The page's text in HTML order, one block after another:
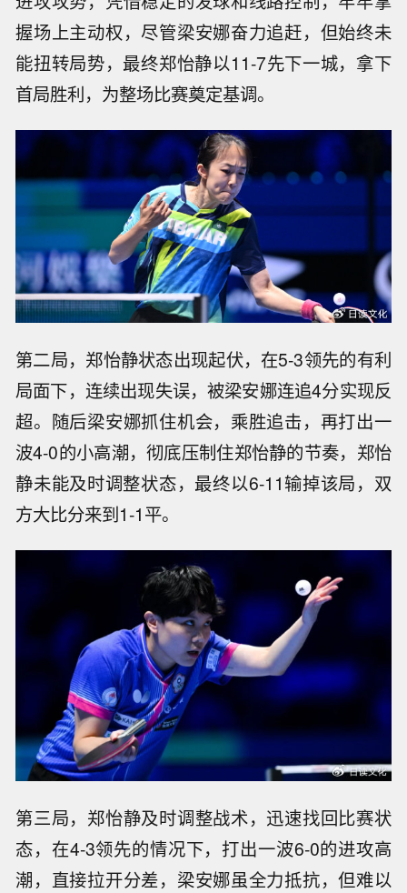
握场上主动权，尽管梁安娜奋力追赶，但始终未
能扭转局势，最终郑怡静以11-7先下一城，拿下
首局胜利，为整场比赛奠定基调。
第二局，郑怡静状态出现起伏，在5-3领先的有利
局面下，连续出现失误，被梁安娜连追4分实现反
超。随后梁安娜抓住机会，乘胜追击，再打出一
波4-0的小高潮，彻底压制住郑怡静的节奏，郑怡
静未能及时调整状态，最终以6-11输掉该局，双
方大比分来到1-1平。
第三局，郑怡静及时调整战术，迅速找回比赛状
态，在4-3领先的情况下，打出一波6-0的进攻高
潮，直接拉开分差，梁安娜虽全力抵抗，但难以